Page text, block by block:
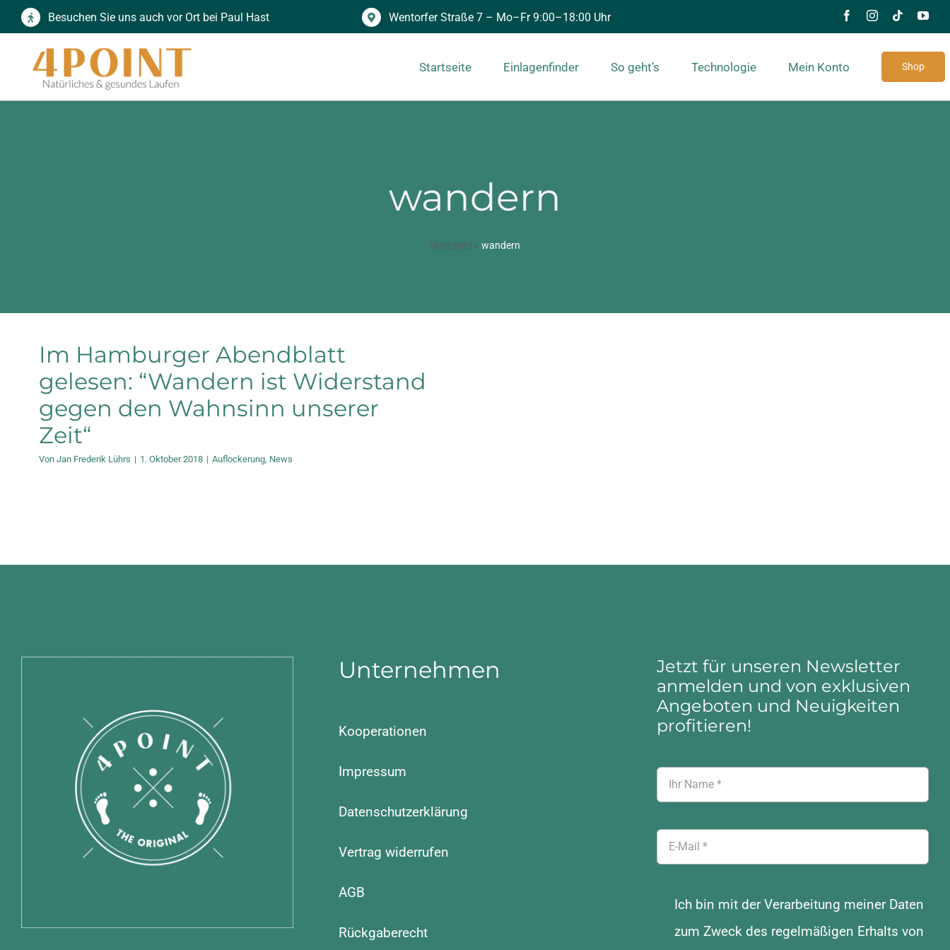
Zum
springen
Besuchen Sie uns auch vor Ort bei Paul Hast Wentorfer Straße 7 – Mo–Fr 9:00–18:00 Uhr
Startseite Einlagenfinder So geht’s Technologie Mein Konto Shop
wandern
Startseite » wandern
Im Hamburger Abendblatt
gelesen: “Wandern ist Widerstand
gegen den Wahnsinn unserer
Zeit“
Von Jan Frederik Lührs | 1. Oktober 2018 | Auflockerung News
Unternehmen
Kooperationen
Impressum
Datenschutzerklärung
Vertrag widerrufen
AGB
Rückgaberecht
Jetzt für unseren Newsletter
anmelden und von exklusiven
Angeboten und Neuigkeiten
profitieren!
Ich bin mit der Verarbeitung meiner Daten
zum Zweck des regelmäßigen Erhalts von